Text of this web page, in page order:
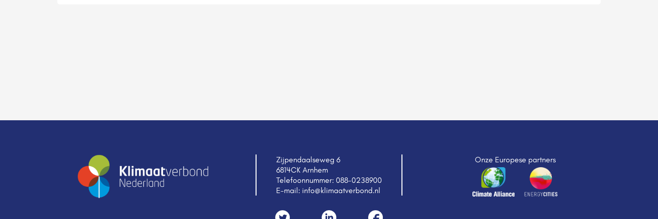
Zijpendaalseweg 6
6814CK Arnhem
Telefoonnummer: 088-0238900
E-mail: info@klimaatverbond.nl
Onze Europese partners